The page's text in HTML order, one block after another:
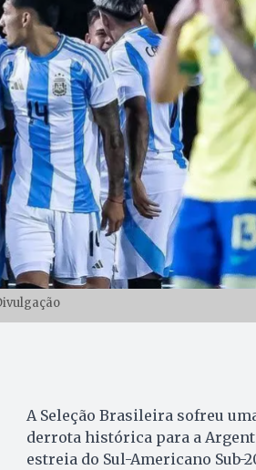
A Seleção Brasileira sofreu
derrota histórica para a
estreia do Sul-Americano Sub-